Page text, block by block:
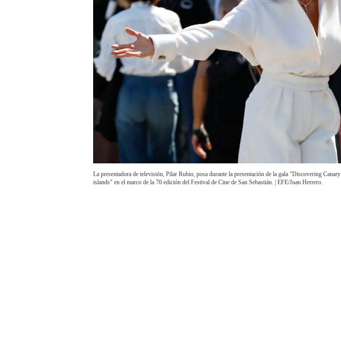
La presentadora de televisión, Pilar Rubio, posa durante la presentación de la gala "Discovering Canary
islands" en el marco de la 70 edición del Festival de Cine de San Sebastián. | EFE/Juan Herrero.